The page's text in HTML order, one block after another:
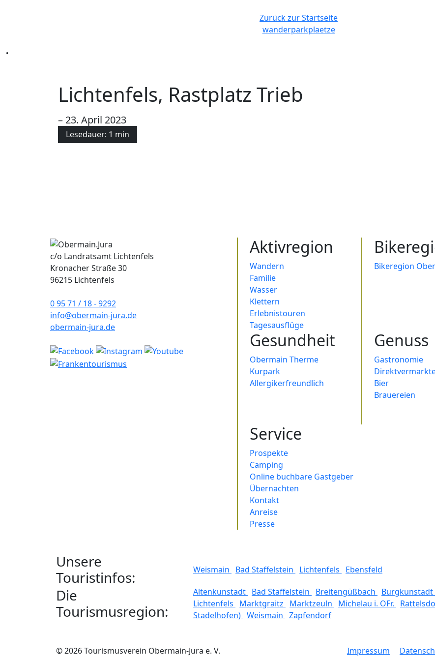
Zurück zur Startseite
wanderparkplaetze
•
Lichtenfels, Rastplatz Trieb
– 23. April 2023
Lesedauer: 1 min
c/o Landratsamt Lichtenfels
Kronacher Straße 30
96215 Lichtenfels
0 95 71 / 18 - 9292
info@obermain-jura.de
obermain-jura.de
Aktivregion
Wandern
Familie
Wasser
Klettern
Erlebnistouren
Tagesausflüge
Bikeregion
Gesundheit
Obermain Therme
Kurpark
Allergikerfreundlich
Genuss
Gastronomie
Bier
Brauereien
Service
Prospekte
Camping
Online buchbare Gastgeber
Übernachten
Kontakt
Anreise
Presse
Unsere
Touristinfos:
Weismain Bad Staffelstein Lichtenfels Ebensfeld
Die
Tourismusregion:
Altenkunstadt Bad Staffelstein Breitengüßbach Burgkunstadt
Lichtenfels
Marktgraitz Marktzeuln Michelau i. OFr.
Stadelhofen) Weismain Zapfendorf
© 2026 Tourismusverein Obermain-Jura e. V. Impressum